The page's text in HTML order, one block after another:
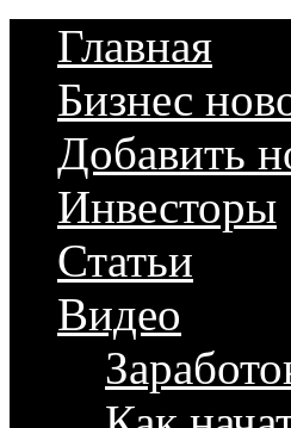
Главная
Бизнес
Добавить
Инвесторы
Статьи
Видео